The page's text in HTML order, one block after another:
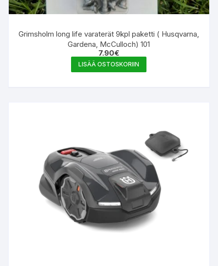
Grimsholm long life varaterät 9kpl paketti ( Husqvarna,
Gardena, McCulloch) 101
7.90€
LISÄÄ OSTOSKORIIN